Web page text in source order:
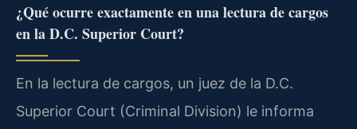
¿Qué ocurre exactamente en una lectura de cargos
en la D.C. Superior Court?
En la lectura de cargos, un juez de la D.C.
Superior Court (Criminal Division) le informa